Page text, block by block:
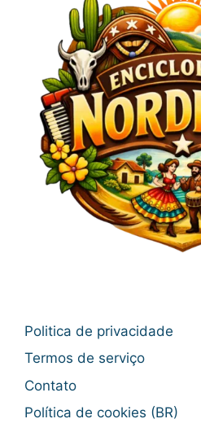
Politica de privacidade
Termos de serviço
Contato
Política de cookies (BR)